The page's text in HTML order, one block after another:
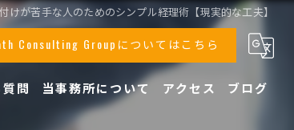
けが苦手な人のためのシンプル経理術【現実的な工夫】
Consulting Groupについてはこちら
問 当事務所について アクセス ブログ